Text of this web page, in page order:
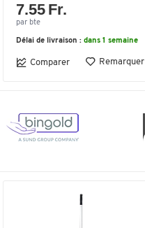
7.55 Fr.
par bte
Délai de livraison : dans 1 semaine
Comparer Remarquer